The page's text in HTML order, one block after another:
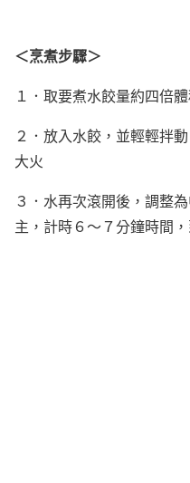
＜烹煮步驟＞
１．取要煮水餃量約四倍
２．放入水餃，並輕輕拌
大火
３．水再次滾開後，調整
主，計時６～７分鐘時間